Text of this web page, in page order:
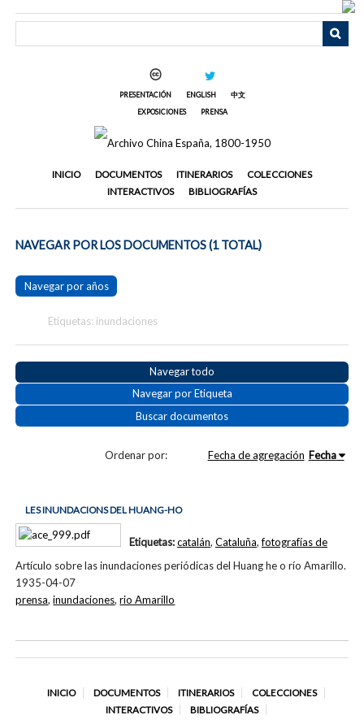
PRESENTACIÓN ENGLISH
中文
EXPOSICIONES
PRENSA
INICIO DOCUMENTOS ITINERARIOS
COLECCIONES
INTERACTIVOS
BIBLIOGRAFÍAS
NAVEGAR POR LOS DOCUMENTOS (1 TOTAL)
Navegar por años
Etiquetas: inundaciones
Navegar todo
Navegar por Etiqueta
Buscar documentos
Ordenar por: Fecha de agregación Fecha
LES INUNDACIONS DEL HUANG-HO
Artículo sobre las inundaciones periódicas del Huang he o río Amarillo.
1935-04-07
Etiquetas:catalán, Cataluña,fotografías de
prensa,inundaciones,rio Amarillo
INICIO DOCUMENTOS ITINERARIOS
COLECCIONES
INTERACTIVOS
BIBLIOGRAFÍAS